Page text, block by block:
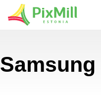
Samsung